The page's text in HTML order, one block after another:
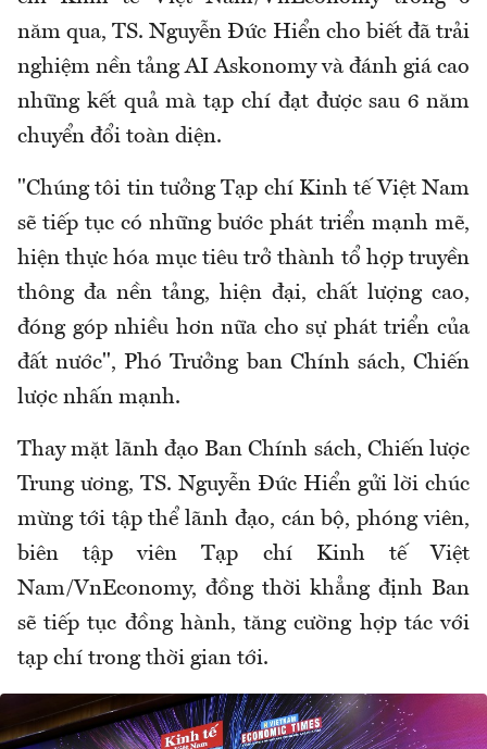
năm qua, TS. Nguyễn Đức Hiển cho biết đã trải
nghiệm nền tảng AI Askonomy và đánh giá cao
những kết quả mà tạp chí đạt được sau 6 năm
chuyển đổi toàn diện.
"Chúng tôi tin tưởng Tạp chí Kinh tế Việt Nam
sẽ tiếp tục có những bước phát triển mạnh mẽ,
hiện thực hóa mục tiêu trở thành tổ hợp truyền
thông đa nền tảng, hiện đại, chất lượng cao,
đóng góp nhiều hơn nữa cho sự phát triển của
đất nước", Phó Trưởng ban Chính sách, Chiến
lược nhấn mạnh.
Thay mặt lãnh đạo Ban Chính sách, Chiến lược
Trung ương, TS. Nguyễn Đức Hiển gửi lời chúc
mừng tới tập thể lãnh đạo, cán bộ, phóng viên,
biên tập viên Tạp chí Kinh tế Việt
Nam/VnEconomy, đồng thời khẳng định Ban
sẽ tiếp tục đồng hành, tăng cường hợp tác với
tạp chí trong thời gian tới.